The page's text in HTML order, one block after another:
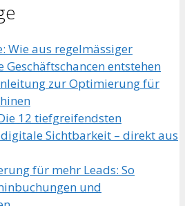
Wie aus regelmässiger
Geschäftschancen entstehen
zur Optimierung für
12 tiefgreifendsten
Sichtbarkeit – direkt aus
für mehr Leads: So
und